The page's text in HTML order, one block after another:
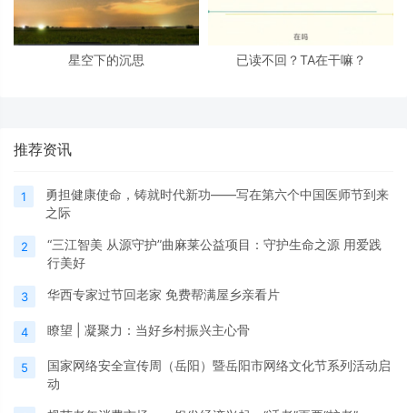
星空下的沉思 已读不回？TA在干嘛？
推荐资讯
1
勇担健康使命，铸就时代新功——写在第六个中国医师节到来
之际
2
“三江智美 从源守护”曲麻莱公益项目：守护生命之源 用爱践
行美好
3 华西专家过节回老家 免费帮满屋乡亲看片
4 瞭望 | 凝聚力：当好乡村振兴主心骨
5
国家网络安全宣传周（岳阳）暨岳阳市网络文化节系列活动启
动